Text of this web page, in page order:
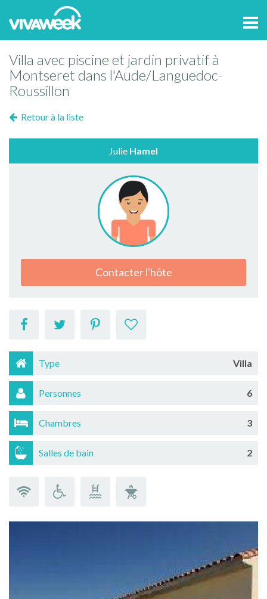
Villa avec piscine et jardin privatif à
Montseret dans l'Aude/Languedoc-
Roussillon
Retour à la liste
Julie Hamel
Contacter l'hôte
Type Villa
Personnes 6
Chambres 3
Salles de bain 2